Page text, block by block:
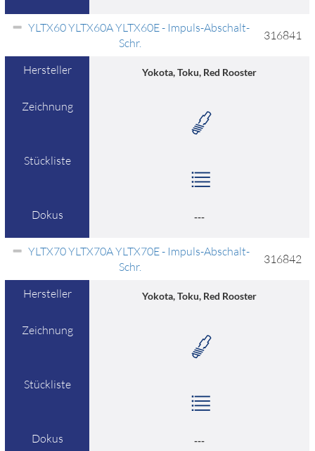
YLTX60 YLTX60A YLTX60E - Impuls-Abschalt-
Schr.
316841
Hersteller Yokota, Toku, Red Rooster
Zeichnung
Stückliste
Dokus ---
YLTX70 YLTX70A YLTX70E - Impuls-Abschalt-
Schr.
316842
Hersteller Yokota, Toku, Red Rooster
Zeichnung
Stückliste
Dokus ---